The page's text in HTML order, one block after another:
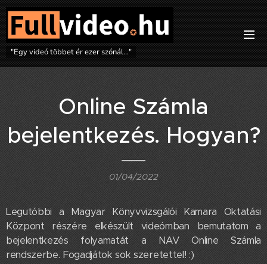
"Egy videó többet ér ezer szónál..."
Online Számla
bejelentkezés. Hogyan?
01/04/2022
Legutóbbi a Magyar Könyvvizsgálói Kamara Oktatási
Központ részére elkészült videómban bemutatom a
bejelentkezés folyamatát a NAV Online Számla
rendszerbe. Fogadjátok sok szeretettel! :)